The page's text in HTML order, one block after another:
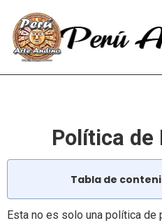
Política de
Tabla de
Esta no es solo una política de